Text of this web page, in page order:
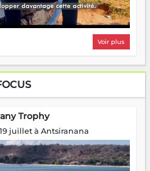
Voir plus
Trophy
juillet à Antsiranana